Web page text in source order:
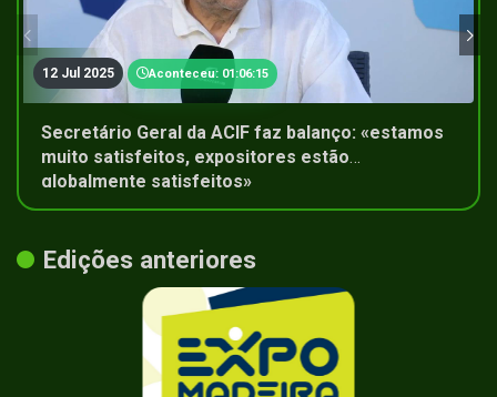
12 Jul 2025 Aconteceu: 01:06:15
Secretário Geral da ACIF faz balanço: «estamos
muito satisfeitos, expositores estão
globalmente satisfeitos»
Edições anteriores